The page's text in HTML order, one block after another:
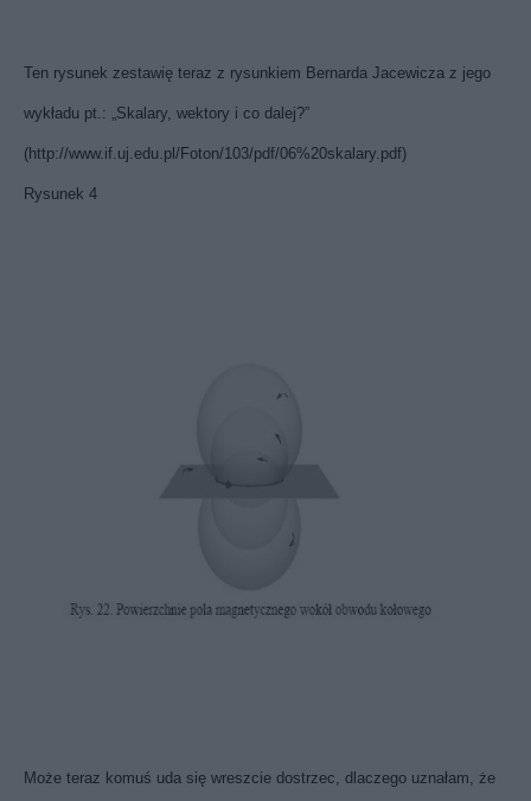
Ten rysunek zestawię teraz z rysunkiem Bernarda Jacewicza z jego
wykładu pt.: „Skalary, wektory i co dalej?”
(http://www.if.uj.edu.pl/Foton/103/pdf/06%20skalary.pdf)
Rysunek 4
Może teraz komuś uda się wreszcie dostrzec, dlaczego uznałam, że